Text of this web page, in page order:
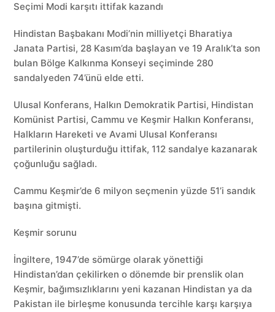
Seçimi Modi karşıtı ittifak kazandı
Hindistan Başbakanı Modi’nin milliyetçi Bharatiya
Janata Partisi, 28 Kasım’da başlayan ve 19 Aralık’ta son
bulan Bölge Kalkınma Konseyi seçiminde 280
sandalyeden 74’ünü elde etti.
Ulusal Konferans, Halkın Demokratik Partisi, Hindistan
Komünist Partisi, Cammu ve Keşmir Halkın Konferansı,
Halkların Hareketi ve Avami Ulusal Konferansı
partilerinin oluşturduğu ittifak, 112 sandalye kazanarak
çoğunluğu sağladı.
Cammu Keşmir’de 6 milyon seçmenin yüzde 51’i sandık
başına gitmişti.
Keşmir sorunu
İngiltere, 1947’de sömürge olarak yönettiği
Hindistan’dan çekilirken o dönemde bir prenslik olan
Keşmir, bağımsızlıklarını yeni kazanan Hindistan ya da
Pakistan ile birleşme konusunda tercihle karşı karşıya